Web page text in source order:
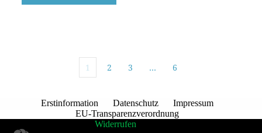
1 2 3 … 6
Erstinformation Datenschutz
Impressum
EU-Transparenzverordnung
Widerrufen